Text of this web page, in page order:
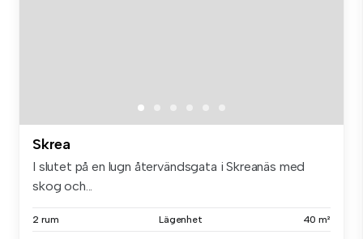
Skrea
I slutet på en lugn återvändsgata i Skreanäs med
skog och...
2 rum Lägenhet 40 m²